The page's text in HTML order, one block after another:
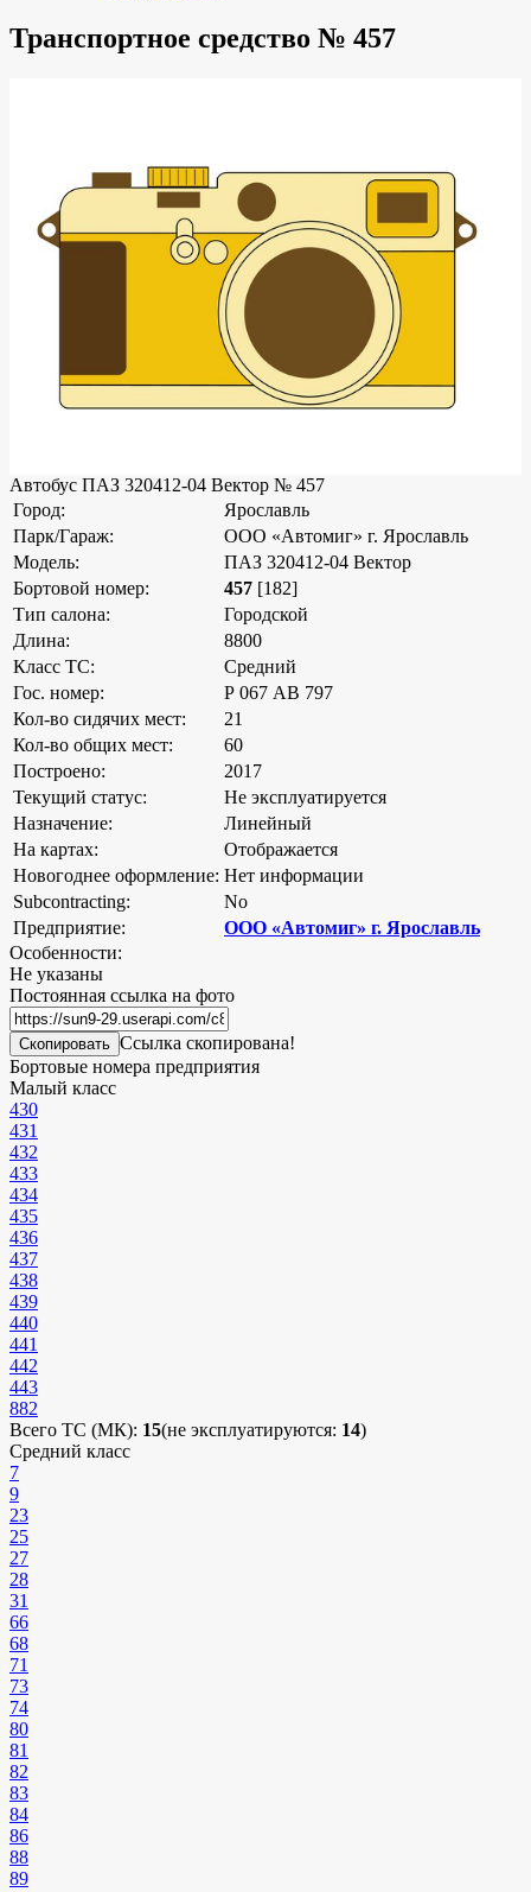
Транспортное средство № 457
Автобус ПАЗ 320412-04 Вектор № 457
Город:
Ярославль
Парк/Гараж:
ООО «Автомиг» г. Ярославль
Модель:
ПАЗ 320412-04 Вектор
Бортовой номер:
457 [182]
Тип салона:
Городской
Длина:
8800
Класс ТС:
Средний
Гос. номер:
Р 067 АВ 797
Кол-во сидячих мест:
21
Кол-во общих мест:
60
Построено:
2017
Текущий статус:
Не эксплуатируется
Назначение:
Линейный
На картах:
Отображается
Новогоднее оформление: Нет информации
Subcontracting:
No
Предприятие:
ООО «Автомиг» г. Ярославль
Особенности:
Не указаны
Постоянная ссылка на фото
Скопировать Ссылка скопирована!
Бортовые номера предприятия
Малый класс
430
431
432
433
434
435
436
437
438
439
440
441
442
443
882
Всего ТС (МК): 15(не эксплуатируются: 14)
Средний класс
7
9
23
25
27
28
31
66
68
71
73
74
80
81
82
83
84
86
88
89